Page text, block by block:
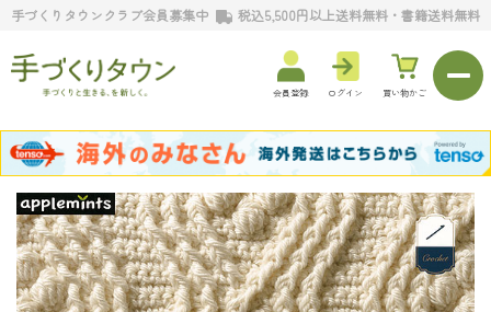
手づくりタウンクラブ会員募集中 税込5,500円以上送料無料・書籍送料無料
会員登録 ログイン 買い物かご